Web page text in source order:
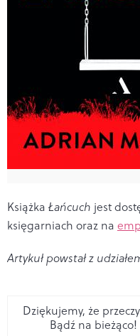
Książka Łańcuch jest
księgarniach oraz na
Artykuł powstał z
Dziękujemy, że
Bądź na bieżąco!